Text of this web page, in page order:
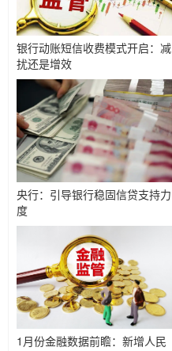
银行动账短信收费模式开启：减
扰还是增效
央行：引导银行稳固信贷支持力
度
1月份金融数据前瞻：新增人民